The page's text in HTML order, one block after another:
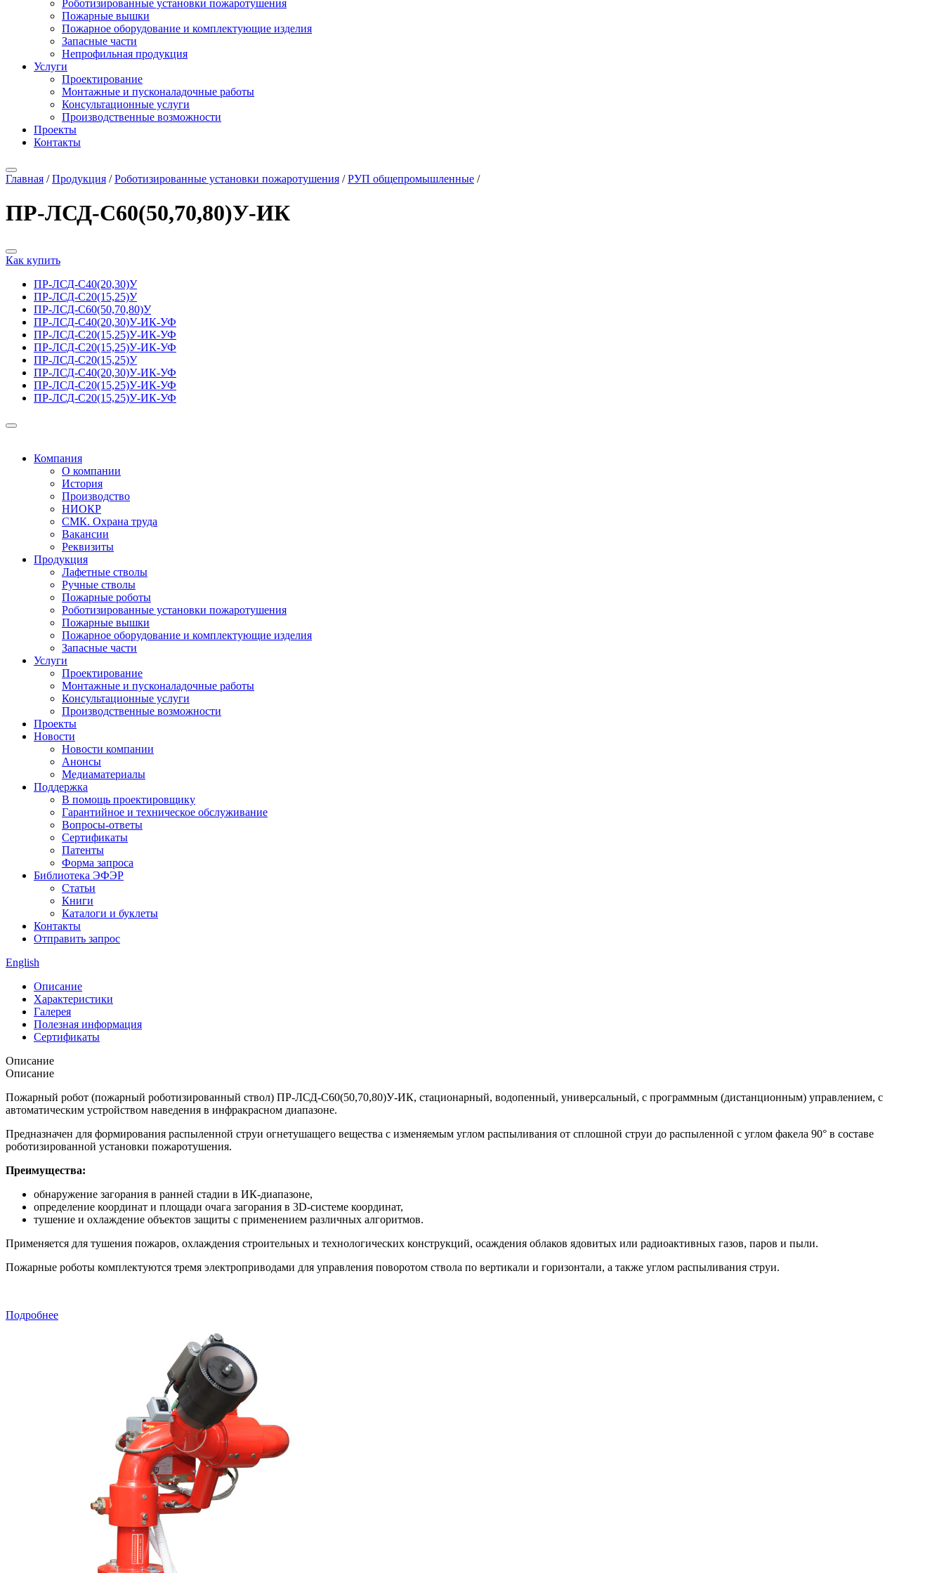
Роботизированные установки пожаротушения
Пожарные вышки
Пожарное оборудование и комплектующие изделия
Запасные части
Непрофильная продукция
Услуги
Проектирование
Монтажные и пусконаладочные работы
Консультационные услуги
Производственные возможности
Проекты
Контакты
Главная /Продукция /Роботизированные установки пожаротушения /РУП общепромышленные /
ПР-ЛСД-С60(50,70,80)У-ИК
Как купить
ПР-ЛСД-С40(20,30)У
ПР-ЛСД-С20(15,25)У
ПР-ЛСД-С60(50,70,80)У
ПР-ЛСД-С40(20,30)У-ИК-УФ
ПР-ЛСД-С20(15,25)У-ИК-УФ
ПР-ЛСД-С20(15,25)У-ИК-УФ
ПР-ЛСД-С20(15,25)У
ПР-ЛСД-С40(20,30)У-ИК-УФ
ПР-ЛСД-С20(15,25)У-ИК-УФ
ПР-ЛСД-С20(15,25)У-ИК-УФ
Компания
О компании
История
Производство
НИОКР
СМК. Охрана труда
Вакансии
Реквизиты
Продукция
Лафетные стволы
Ручные стволы
Пожарные роботы
Роботизированные установки пожаротушения
Пожарные вышки
Пожарное оборудование и комплектующие изделия
Запасные части
Услуги
Проектирование
Монтажные и пусконаладочные работы
Консультационные услуги
Производственные возможности
Проекты
Новости
Новости компании
Анонсы
Медиаматериалы
Поддержка
В помощь проектировщику
Гарантийное и техническое обслуживание
Вопросы-ответы
Сертификаты
Патенты
Форма запроса
Библиотека ЭФЭР
Статьи
Книги
Каталоги и буклеты
Контакты
Отправить запрос
English
Описание
Характеристики
Галерея
Полезная информация
Сертификаты
Описание
Описание
Пожарный робот (пожарный роботизированный ствол) ПР-ЛСД-С60(50,70,80)У-ИК, стационарный, водопенный, универсальный, с программным (дистанционным) управлением, с
автоматическим устройством наведения в инфракрасном диапазоне.
Предназначен для формирования распыленной струи огнетушащего вещества с изменяемым углом распыливания от сплошной струи до распыленной с углом факела 90° в составе
роботизированной установки пожаротушения.
Преимущества:
обнаружение загорания в ранней стадии в ИК-диапазоне,
определение координат и площади очага загорания в 3D-системе координат,
тушение и охлаждение объектов защиты с применением различных алгоритмов.
Применяется для тушения пожаров, охлаждения строительных и технологических конструкций, осаждения облаков ядовитых или радиоактивных газов, паров и пыли.
Пожарные роботы комплектуются тремя электроприводами для управления поворотом ствола по вертикали и горизонтали, а также углом распыливания струи.
Подробнее